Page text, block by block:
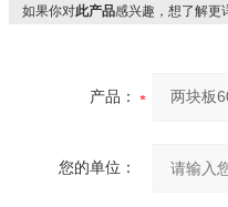
如果你对此产品感兴趣，想了解更
产品：
您的单位：